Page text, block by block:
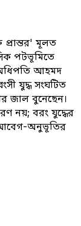
মূলত
পটভূমিতে
আহমদ
যুদ্ধ সংঘটিত
জাল বুনেছেন।
নয়; বরং যুদ্ধের
আবেগ-অনুভূতির